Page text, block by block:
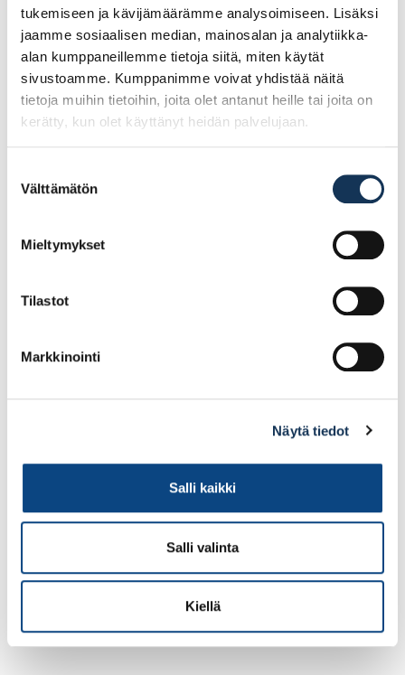
tukemiseen ja kävijämäärämme analysoimiseen. Lisäksi
jaamme sosiaalisen median, mainosalan ja analytiikka-
alan kumppaneillemme tietoja siitä, miten käytät
sivustoamme. Kumppanimme voivat yhdistää näitä
tietoja muihin tietoihin, joita olet antanut heille tai joita on
kerätty, kun olet käyttänyt heidän palvelujaan.
valinta
Välttämätön
Mieltymykset
Tilastot
Markkinointi
Näytä tiedot
Salli kaikki
Salli valinta
Kiellä
ESSVE Puuruuvi
Essdrive C4 6,0×100,
Lisää tilauskoriin Lisää tilauskoriin
ESSVE Puuruuvi C1
6,0×120, 100 kpl